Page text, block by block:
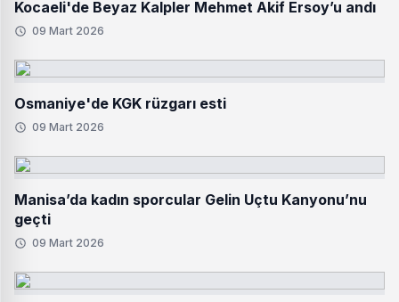
Kocaeli'de Beyaz Kalpler Mehmet Akif Ersoy’u andı
09 Mart 2026
Osmaniye'de KGK rüzgarı esti
09 Mart 2026
Manisa’da kadın sporcular Gelin Uçtu Kanyonu’nu
geçti
09 Mart 2026